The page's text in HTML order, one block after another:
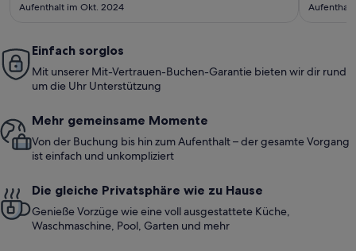
Aufenthalt im Okt. 2024
Einfach sorglos
Mit unserer Mit-Vertrauen-Buchen-Garantie bieten wir dir rund
um die Uhr Unterstützung
Mehr gemeinsame Momente
Von der Buchung bis hin zum Aufenthalt – der gesamte Vorgang
ist einfach und unkompliziert
Die gleiche Privatsphäre wie zu Hause
Genieße Vorzüge wie eine voll ausgestattete Küche,
Waschmaschine, Pool, Garten und mehr